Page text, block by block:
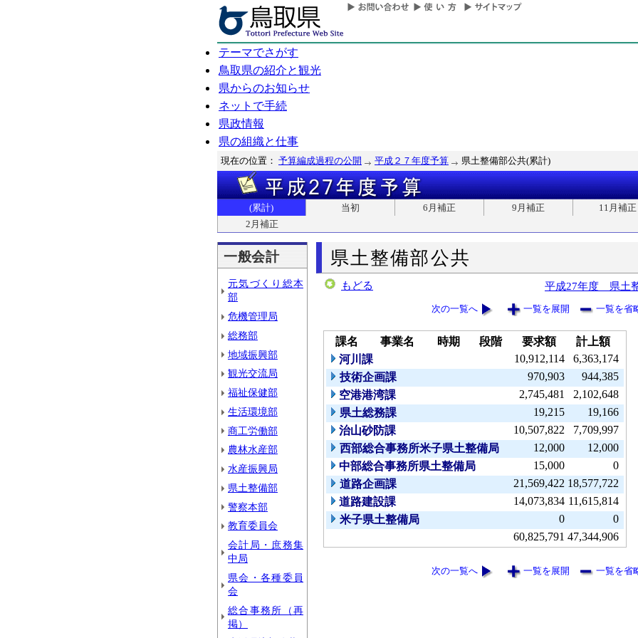
テーマでさがす
鳥取県の紹介と観光
県からのお知らせ
ネットで手続
県政情報
県の組織と仕事
現在の位置： 予算編成過程の公開 平成２７年度予算 県土整備部公共(累計)
(累計) 当初 6月補正 9月補正
11月補正
2月補正
一般会計
元気づくり総本
部
危機管理局
総務部
地域振興部
観光交流局
福祉保健部
生活環境部
商工労働部
農林水産部
水産振興局
県土整備部
警察本部
教育委員会
会計局・庶務集
中局
県会・各種委員
会
総合事務所（再
掲）
県土整備部公共
もどる 平成27年度 県土
次の一覧へ 一覧を展開 一覧を省
課名 事業名 時期 段階 要求額
計上額
河川課
10,912,114
6,363,174
技術企画課
970,903
944,385
空港港湾課
2,745,481
2,102,648
県土総務課
19,215
19,166
治山砂防課
10,507,822
7,709,997
西部総合事務所米子県土整備局
12,000
12,000
中部総合事務所県土整備局
15,000
0
道路企画課
21,569,422 18,577,722
道路建設課
14,073,834 11,615,814
米子県土整備局
0
0
60,825,791 47,344,906
次の一覧へ 一覧を展開 一覧を省